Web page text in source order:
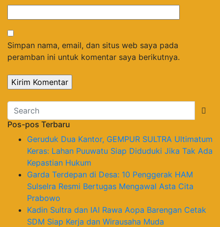
Simpan nama, email, dan situs web saya pada
peramban ini untuk komentar saya berikutnya.
Pos-pos Terbaru
Geruduk Dua Kantor, GEMPUR SULTRA Ultimatum
Keras: Lahan Puuwatu Siap Diduduki Jika Tak Ada
Kepastian Hukum
Garda Terdepan di Desa: 10 Penggerak HAM
Sulselra Resmi Bertugas Mengawal Asta Cita
Prabowo
Kadin Sultra dan IAI Rawa Aopa Barengan Cetak
SDM Siap Kerja dan Wirausaha Muda